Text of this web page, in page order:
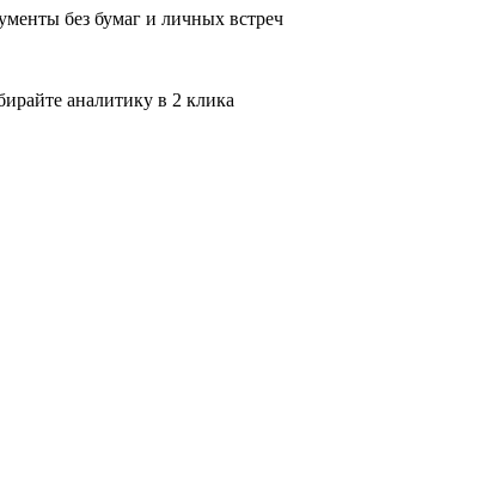
без бумаг и личных встреч
аналитику в 2 клика